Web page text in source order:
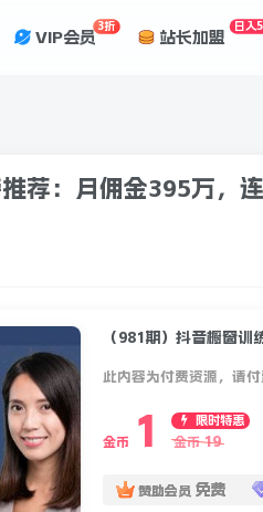
VIP会员
3折
站长加盟
日入
荐：月佣金395万，
此内容为付费资源，请
金币 1
限时特惠
金币 19
赞助会员 免费